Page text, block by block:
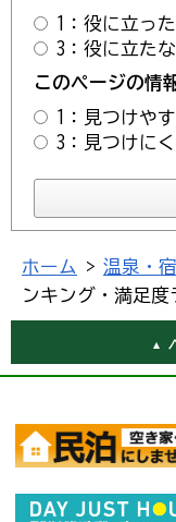
1：役に立った
3：役に立た
このページの情
1：見つけや
3：見つけに
ホーム > 温泉・
ンキング・満足度